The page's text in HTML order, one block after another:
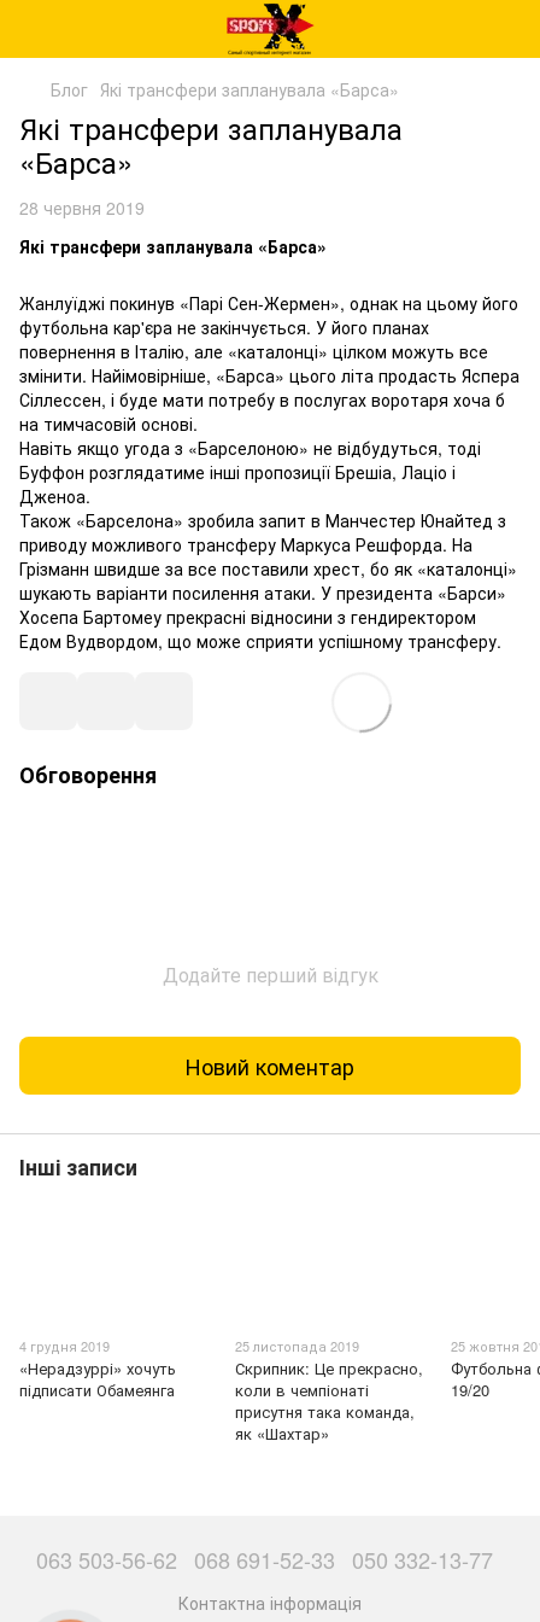
Блог Які трансфери запланувала «Барса»
Які трансфери запланувала
«Барса»
28 червня 2019
Які трансфери запланувала «Барса»
Жанлуїджі покинув «Парі Сен-Жермен», однак на цьому його
футбольна кар'єра не закінчується. У його планах
повернення в Італію, але «каталонці» цілком можуть все
змінити. Найімовірніше, «Барса» цього літа продасть Яспера
Сіллессен, і буде мати потребу в послугах воротаря хоча б
на тимчасовій основі.
Навіть якщо угода з «Барселоною» не відбудуться, тоді
Буффон розглядатиме інші пропозиції Брешіа, Лаціо і
Дженоа.
Також «Барселона» зробила запит в Манчестер Юнайтед з
приводу можливого трансферу Маркуса Решфорда. На
Грізманн швидше за все поставили хрест, бо як «каталонці»
шукають варіанти посилення атаки. У президента «Барси»
Хосепа Бартомеу прекрасні відносини з гендиректором
Едом Вудвордом, що може сприяти успішному трансферу.
Обговорення
Додайте перший відгук
Новий коментар
Інші записи
4 грудня 2019
«Нерадзуррі» хочуть
підписати Обамеянга
25 листопада 2019
Скрипник: Це прекрасно,
коли в чемпіонаті
присутня така команда,
як «Шахтар»
25 жовтня
Футбольна
19/20
063 503-56-62 068 691-52-33 050 332-13-77
Контактна інформація